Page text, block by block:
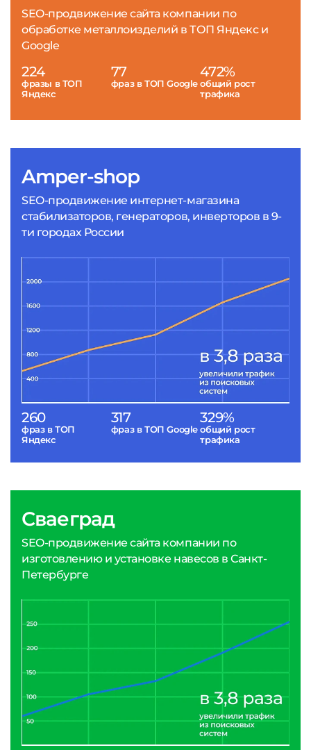
Amper-shop
SEO-продвижение интернет-магазина
стабилизаторов, генераторов, инверторов в 9-
ти городах России
260
фраз в ТОП
Яндекс
317
фраз в ТОП Google
329%
общий рост
трафика
SEO-продвижение сайта компании по
обработке металлоизделий в ТОП Яндекс и
Google
224
фразы в ТОП
Яндекс
77
фраз в ТОП Google
472%
общий рост
трафика
Сваеград
SEO-продвижение сайта компании по
изготовлению и установке навесов в Санкт-
Петербурге